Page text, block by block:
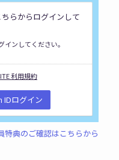
らからログインして
ンしてください。
利用規約
IDログイン
特典のご確認はこちらから